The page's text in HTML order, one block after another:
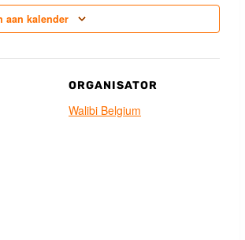
aan kalender
ORGANISATOR
Walibi Belgium